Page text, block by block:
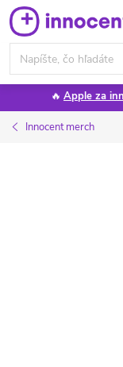
Prejsť
na
obsah
🔥 Apple za
Innocent merch